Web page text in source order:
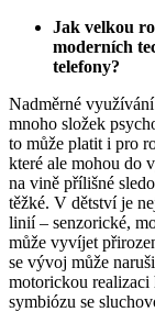
Jak velkou
moderních
telefony?
Nadměrné
mnoho složek
to může platit i pro
které ale mohou do
na vině přílišné
těžké. V dětství je
linií – senzorické,
může vyvíjet
se vývoj může
motorickou realizaci
symbiózu se